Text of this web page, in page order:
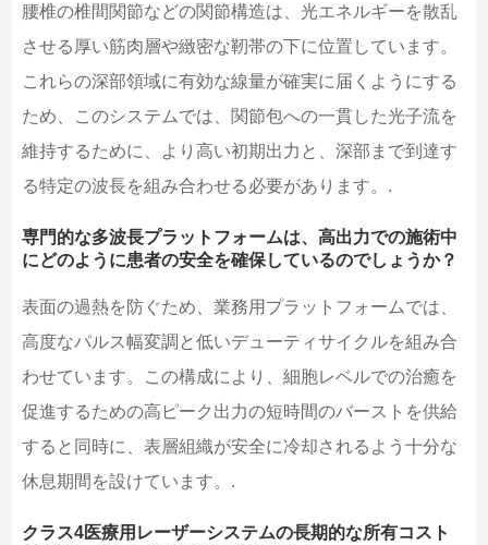
腰椎の椎間関節などの関節構造は、光エネルギーを散乱
させる厚い筋肉層や緻密な靭帯の下に位置しています。
これらの深部領域に有効な線量が確実に届くようにする
ため、このシステムでは、関節包への一貫した光子流を
維持するために、より高い初期出力と、深部まで到達す
る特定の波長を組み合わせる必要があります。.
専門的な多波長プラットフォームは、高出力での施術中
にどのように患者の安全を確保しているのでしょうか？
表面の過熱を防ぐため、業務用プラットフォームでは、
高度なパルス幅変調と低いデューティサイクルを組み合
わせています。この構成により、細胞レベルでの治癒を
促進するための高ピーク出力の短時間のバーストを供給
すると同時に、表層組織が安全に冷却されるよう十分な
休息期間を設けています。.
クラス4医療用レーザーシステムの長期的な所有コスト